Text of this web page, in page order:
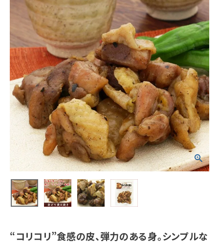
“コリコリ”食感の皮、弾力のある身。シンプルな